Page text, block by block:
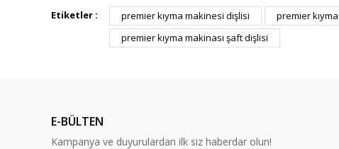
Görüş ve önerileriniz için teşekkür ederiz.
Ürün resmi kalitesiz, bozuk veya görüntülenemiyor.
Bu ürüne benzer farklı alternatifler olmalı.
Etiketler : premier kıyma makinesi dişlisi premier
premier kıyma makinası şaft dişlisi
E-BÜLTEN
Kampanya ve duyurulardan ilk siz haberdar olun!